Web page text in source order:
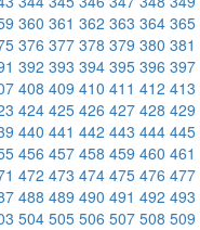
360 361 362 363 364 365
376 377 378 379 380 381
392 393 394 395 396 397
408 409 410 411 412 413
424 425 426 427 428 429
440 441 442 443 444 445
456 457 458 459 460 461
472 473 474 475 476 477
488 489 490 491 492 493
504 505 506 507 508 509